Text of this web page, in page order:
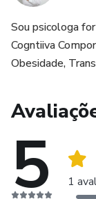
Sou psicologa
Cogntiiva
Obesidade,
5 1